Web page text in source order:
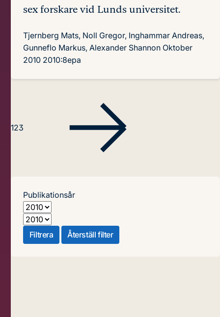
sex forskare vid Lunds universitet.
Tjernberg Mats, Noll Gregor, Inghammar Andreas,
Gunneflo Markus, Alexander Shannon Oktober
2010 2010:8epa
123
Publikationsår
Från
Till
Filtrera
Återställ filter